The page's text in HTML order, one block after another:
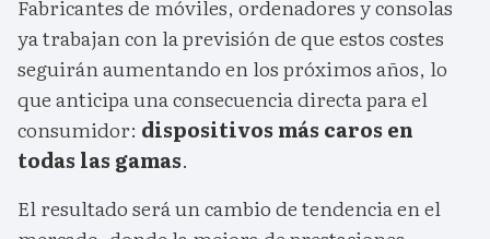
Fabricantes de móviles, ordenadores y consolas
ya trabajan con la previsión de que estos costes
seguirán aumentando en los próximos años, lo
que anticipa una consecuencia directa para el
consumidor: dispositivos más caros en
todas las gamas.
El resultado será un cambio de tendencia en el